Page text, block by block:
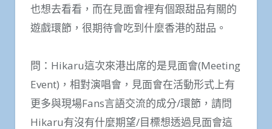
也想去看看，而在見面會裡有個跟甜品有關的
遊戲環節，很期待會吃到什麼香港的甜品。
問：Hikaru這次來港出席的是見面會(Meeting
Event)，相對演唱會，見面會在活動形式上有
更多與現場Fans言語交流的成分/環節，請問
Hikaru有沒有什麼期望/目標想透過見面會這